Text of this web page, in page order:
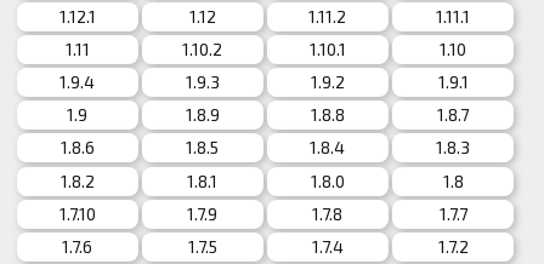
1.12.1
1.12 1.11.2
1.11.1
1.11
1.10.2 1.10.1
1.10
1.9.4
1.9.3 1.9.2
1.9.1
1.9
1.8.9 1.8.8
1.8.7
1.8.6
1.8.5 1.8.4
1.8.3
1.8.2
1.8.1 1.8.0
1.8
1.7.10
1.7.9 1.7.8
1.7.7
1.7.6
1.7.5 1.7.4
1.7.2